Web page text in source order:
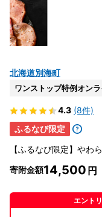
北海道別海町
ワンストップ特例オン
4.3 (8件)
ふるなび限定
【ふるなび限定】やわ
寄附金額14,500
エント